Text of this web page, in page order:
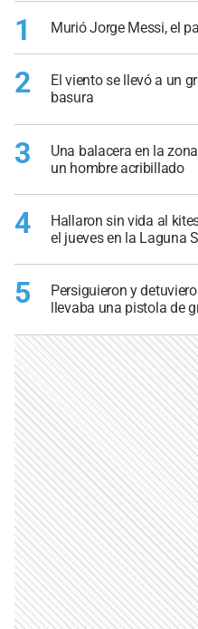
1 Murió Jorge Messi, el
2
El viento se llevó a un
basura
3
Una balacera en la
un hombre acribillado
4
Hallaron sin vida al
el jueves en la Laguna
5
Persiguieron y
llevaba una pistola de